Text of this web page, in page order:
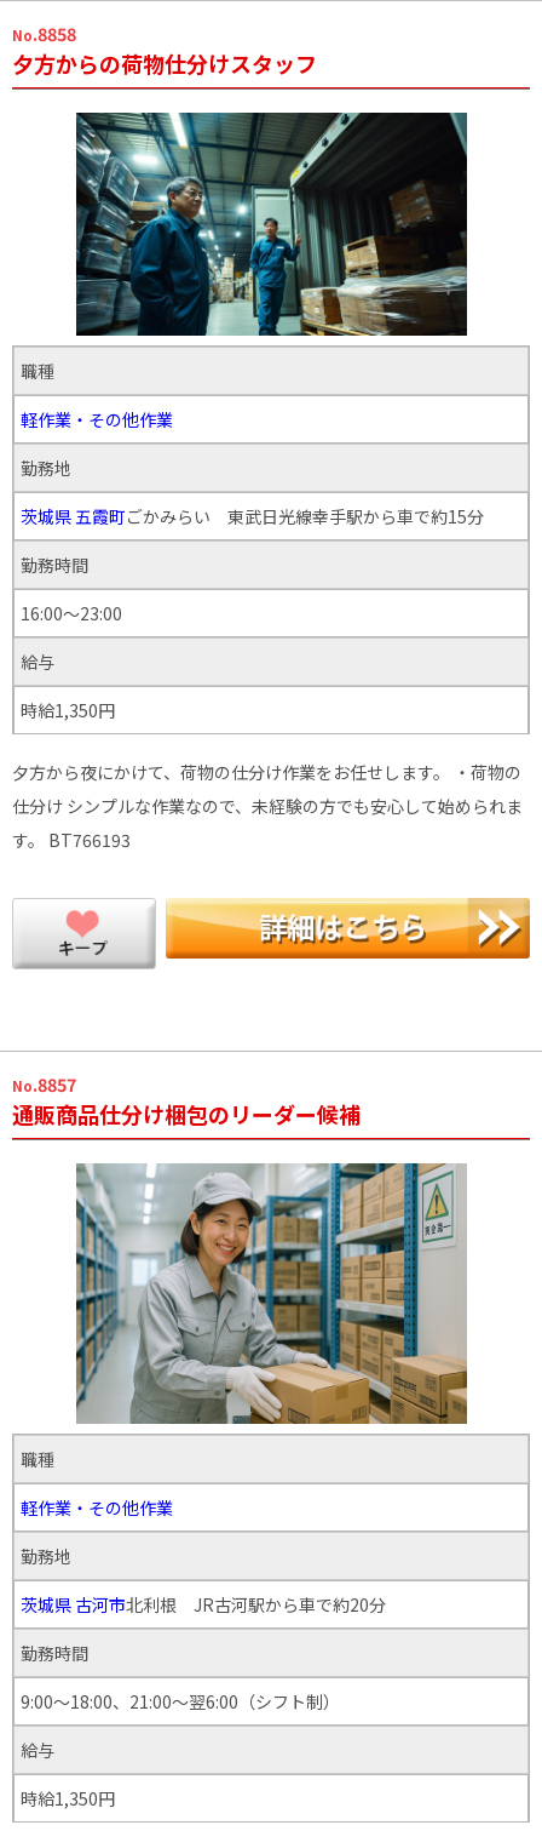
No.8858
夕方からの荷物仕分けスタッフ
職種
軽作業・その他作業
勤務地
茨城県五霞町ごかみらい 東武日光線幸手駅から車で約15分
勤務時間
16:00〜23:00
給与
時給1,350円
夕方から夜にかけて、荷物の仕分け作業をお任せします。 ・荷物の
仕分け シンプルな作業なので、未経験の方でも安心して始められま
す。 BT766193
No.8857
通販商品仕分け梱包のリーダー候補
職種
軽作業・その他作業
勤務地
茨城県 古河市北利根 JR古河駅から車で約20分
勤務時間
9:00〜18:00、21:00〜翌6:00（シフト制）
給与
時給1,350円